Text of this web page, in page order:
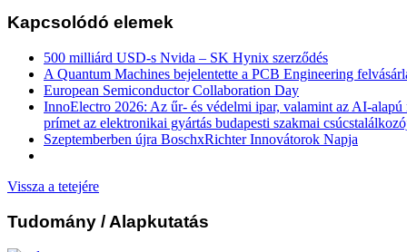
Kapcsolódó elemek
500 milliárd USD-s Nvida – SK Hynix szerződés
A Quantum Machines bejelentette a PCB Engineering
European Semiconductor Collaboration Day
InnoElectro 2026: Az űr- és védelmi ipar, valamint az AI-alapú
prímet az elektronikai gyártás budapesti szakmai
Szeptemberben újra BoschxRichter Innovátorok Napja
Vissza a tetejére
Tudomány / Alapkutatás